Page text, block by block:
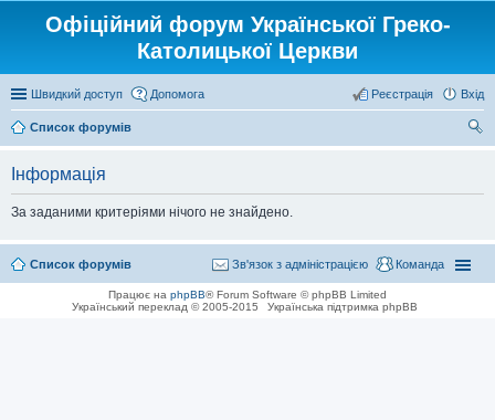
Офіційний форум Української Греко-
Католицької Церкви
Швидкий доступ Допомога Вхід
Реєстрація
Список форумів
Інформація
За заданими критеріями нічого не знайдено.
Список форумів Команда
Зв'язок з адміністрацією
Працює на phpBB® Forum Software © phpBB Limited
Український переклад © 2005-2015
Українська підтримка phpBB